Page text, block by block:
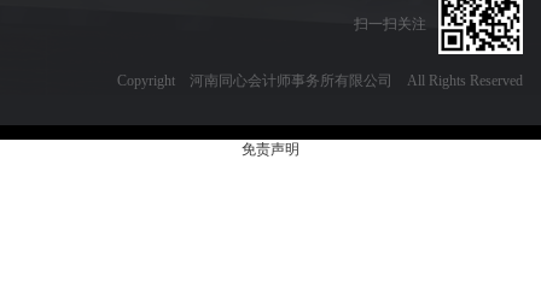
扫一扫关注
Copyright 河南同心会计师事务所有限公司 All Rights Reserved
免责声明